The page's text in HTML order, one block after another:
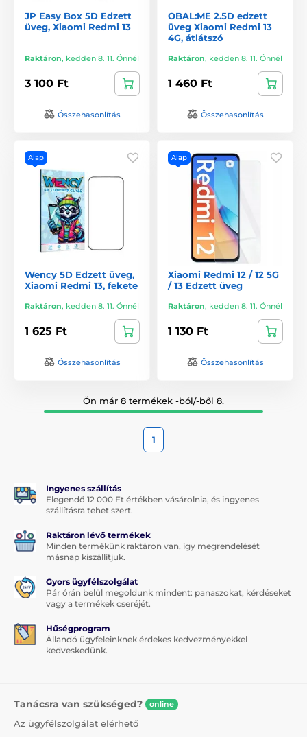
JP Easy Box 5D Edzett
üveg, Xiaomi Redmi 13
Raktáron, kedden 8. 11. Önnél
3 100 Ft
Összehasonlítás
OBAL:ME 2.5D edzett
üveg Xiaomi Redmi 13
4G, átlátszó
Raktáron, kedden 8. 11. Önnél
1 460 Ft
Összehasonlítás
Alap
Wency 5D Edzett üveg,
Xiaomi Redmi 13, fekete
Raktáron, kedden 8. 11. Önnél
1 625 Ft
Összehasonlítás
Alap
Xiaomi Redmi 12 / 12 5G
/ 13 Edzett üveg
Raktáron, kedden 8. 11. Önnél
1 130 Ft
Összehasonlítás
Ön már 8 termékek -ból/-ből 8.
1
Ingyenes szállítás
Elegendő 12 000 Ft értékben vásárolnia, és ingyenes
szállításra tehet szert.
Raktáron lévő termékek
Minden termékünk raktáron van, így megrendelését
másnap kiszállítjuk.
Gyors ügyfélszolgálat
Pár órán belül megoldunk mindent: panaszokat, kérdéseket
vagy a termékek cseréjét.
Hűségprogram
Állandó ügyfeleinknek érdekes kedvezményekkel
kedveskedünk.
Tanácsra van szükséged? online
Az ügyfélszolgálat elérhető